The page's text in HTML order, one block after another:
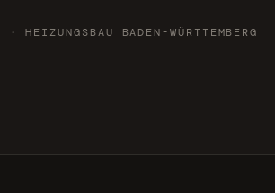
HEIZUNGSBAU BADEN-WÜRTTEMBERG